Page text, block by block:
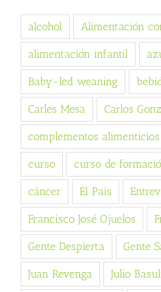
alcohol Alimentación
alimentación infantil
Baby-led weaning
Carles Mesa Carlos
complementos alimenticios
curso curso de
cáncer El País
Francisco José Ojuelos
Gente Despierta Gente
Juan Revenga Julio